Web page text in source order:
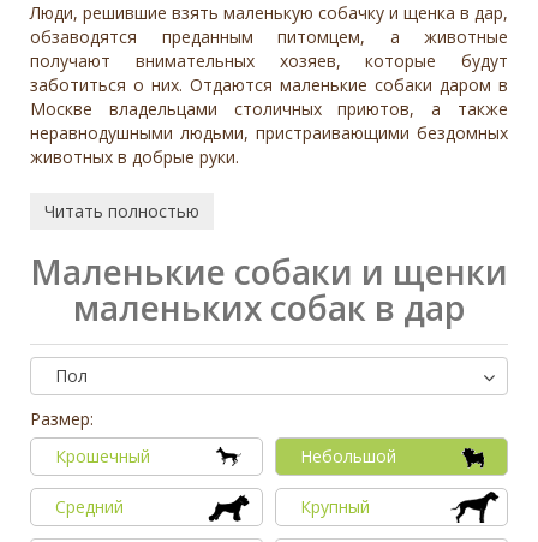
Вес (кг)
0 3 6 10 13 19 26 38 45 58 64 70 77
0 80
Равнодушное
Может проявить агрессию
Люди, решившие взять маленькую собачку и щенка в дар,
обзаводятся преданным питомцем, а животные
получают внимательных хозяев, которые будут
заботиться о них. Отдаются маленькие собаки даром в
Москве владельцами столичных приютов, а также
неравнодушными людьми, пристраивающими бездомных
животных в добрые руки.
Читать полностью
Маленькие собаки и щенки
маленьких собак в дар
Пол
Размер:
Крошечный
Небольшой
Средний Крупный